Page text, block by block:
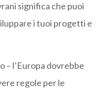
significa che puoi
i tuoi progetti e
– l’Europa dovrebbe
regole per le